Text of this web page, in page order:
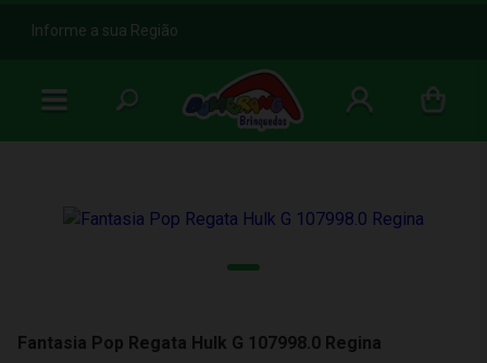
b
Informe a sua Região
Fantasia Pop Regata Hulk G 107998.0 Regina